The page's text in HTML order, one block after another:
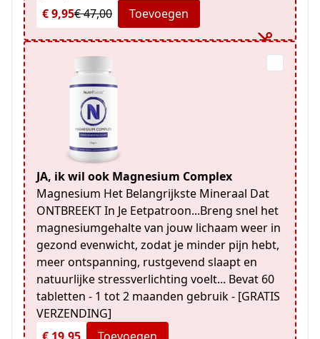
€ 9,95€ 47,00 Toevoegen
JA, ik wil ook Magnesium Complex
Magnesium Het Belangrijkste Mineraal Dat
ONTBREEKT In Je Eetpatroon...Breng snel het
magnesiumgehalte van jouw lichaam weer in
gezond evenwicht, zodat je minder pijn hebt,
meer ontspanning, rustgevend slaapt en
natuurlijke stressverlichting voelt... Bevat 60
tabletten - 1 tot 2 maanden gebruik - [GRATIS
VERZENDING]